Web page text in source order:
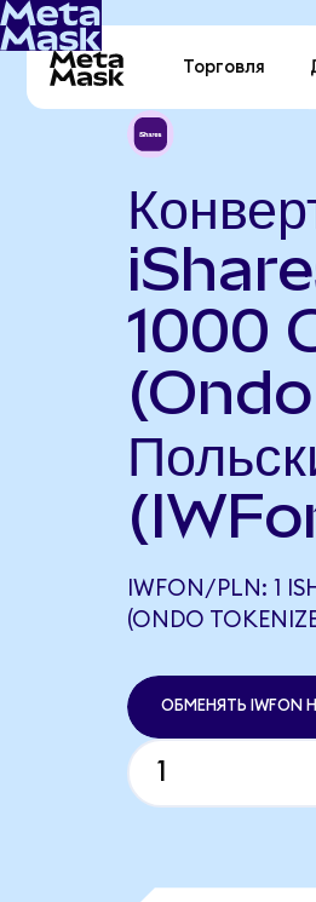
Торговля
1000
IWFON/PLN: 1
(ONDO
ОБМЕНЯТЬ IWFON